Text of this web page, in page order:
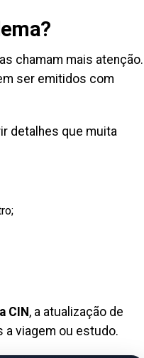
chamam mais atenção.
ser emitidos com
detalhes que muita
CIN, a atualização de
viagem ou estudo.